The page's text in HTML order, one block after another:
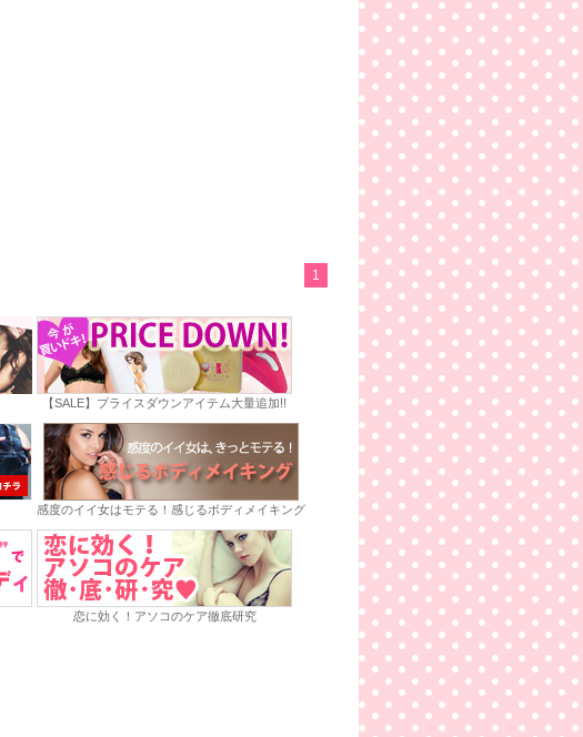
1
【SALE】プライスダウンアイテム大量追加!!
感度のイイ女はモテる！感じるボディメイキング
恋に効く！アソコのケア徹底研究